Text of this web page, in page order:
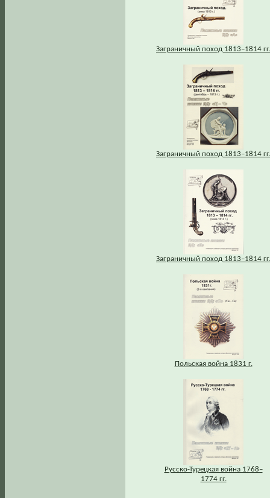
Заграничный поход 1813–1814 гг.
Заграничный поход 1813–1814 гг.
Заграничный поход 1813–1814 гг.
Польская война 1831 г.
Русско-Турецкая война 1768–
1774 гг.